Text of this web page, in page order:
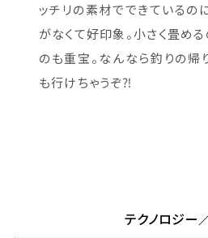
ッチリの素材でできているの
がなくて好印象。小さく畳め
のも重宝。なんなら釣りの帰
も行けちゃうぞ⁈
テクノロジー